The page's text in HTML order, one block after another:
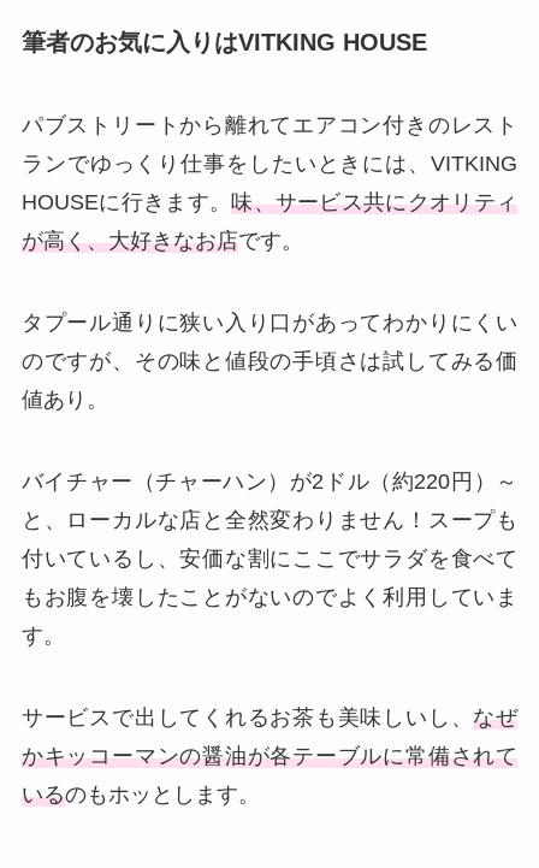
筆者のお気に入りはVITKING HOUSE
パブストリートから離れてエアコン付きのレスト
ランでゆっくり仕事をしたいときには、VITKING
HOUSEに行きます。味、サービス共にクオリティ
が高く、大好きなお店です。
タプール通りに狭い入り口があってわかりにくい
のですが、その味と値段の手頃さは試してみる価
値あり。
バイチャー（チャーハン）が2ドル（約220円）～
と、ローカルな店と全然変わりません！スープも
付いているし、安価な割にここでサラダを食べて
もお腹を壊したことがないのでよく利用していま
す。
サービスで出してくれるお茶も美味しいし、なぜ
かキッコーマンの醤油が各テーブルに常備されて
いるのもホッとします。